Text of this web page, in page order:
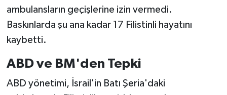
ambulansların geçişlerine izin vermedi.
Baskınlarda şu ana kadar 17 Filistinli hayatını
kaybetti.
ABD ve BM'den Tepki
ABD yönetimi, İsrail'in Batı Şeria'daki